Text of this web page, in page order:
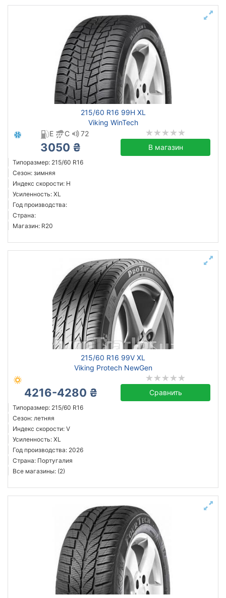
215/60 R16 99H XL
Viking WinTech
E
C 72
3050 ₴ В магазин
Типоразмер: 215/60 R16
Сезон: зимняя
Индекс скорости: H
Усиленность: XL
Год производства:
Страна:
Магазин: R20
215/60 R16 99V XL
Viking Protech NewGen
4216-4280 ₴ Сравнить
Типоразмер: 215/60 R16
Сезон: летняя
Индекс скорости: V
Усиленность: XL
Год производства: 2026
Страна: Португалия
Все магазины: (2)